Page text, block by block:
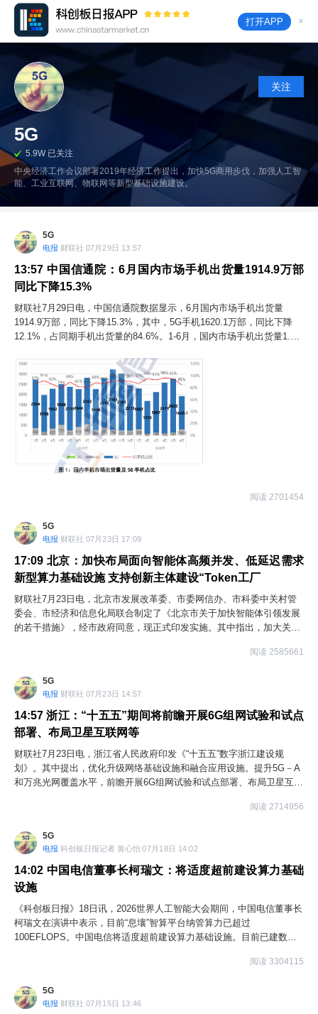
打开APP ×
关注
5G
5.9W 已关注
中央经济工作会议部署2019年经济工作提出，加快5G商用步伐，加强人工智
能、工业互联网、物联网等新型基础设施建设。
5G
电报 财联社 07月29日 13:57
13:57 中国信通院：6月国内市场手机出货量1914.9万部
同比下降15.3%
财联社7月29日电，中国信通院数据显示，6月国内市场手机出货量
1914.9万部，同比下降15.3%，其中，5G手机1620.1万部，同比下降
12.1%，占同期手机出货量的84.6%。1-6月，国内市场手机出货量1.33
期手机出货量的92.0%。2026年6月，智能手机出货量1714.9万部，同
比下降16.6%，占同期手机出货量的89.6%。
阅读 2701454
5G
电报 财联社 07月23日 17:09
17:09 北京：加快布局面向智能体高频并发、低延迟需求
新型算力基础设施 支持创新主体建设“Token工厂
财联社7月23日电，北京市发展改革委、市委网信办、市科委中关村管
委会、市经济和信息化局联合制定了《北京市关于加快智能体引领发展
的若干措施》，经市政府同意，现正式印发实施。其中指出，加大关键
面向智能体高频并发、低延迟需求新型算力基础设施，推动算力网络与
代固定网络（F5G）等通信网络深度融合发展，构建跨域协同算力供给
体系。积极推进算电协同发展，加快算力基础设施绿色低碳转型。强化
存量算力潜能挖掘，通过软件调优挖掘算力性能，推动小散算力“零存整
取”。用好用足公共算力资源，提升算力池化、虚拟化等资源优化配置能
力，探索开展公共算力弹性供给，为中小企业和OPC等创新主体开展智
能体应用提供低成本、标准化算力服务。支持创新主体建设“Token工
厂”。加大算力券等支持力度，鼓励有条件的区联合创新主体探索发放
Token券、智能体服务券等加速智能体等推广应用。支持银行、保险等
主体依法依规汇聚行业知识、智能体执行数据等并开放共享，构建数据
培养，产教融合开展智能体等专项技能培训。深化职称制度改革，建立
符合技术迭代规律、产业发展需求和人才成长规律的动态评价体系，围
绕智能体开发、大模型应用、数据治理等新兴领域认定一批急需紧缺人
才。
阅读 2585661
5G
电报 财联社 07月23日 14:57
14:57 浙江：“十五五”期间将前瞻开展6G组网试验和试点
部署、布局卫星互联网等
财联社7月23日电，浙江省人民政府印发《“十五五”数字浙江建设规
划》。其中提出，优化升级网络基础设施和融合应用设施。提升5G－A
和万兆光网覆盖水平，前瞻开展6G组网试验和试点部署、布局卫星互联
（IPv6）规模部署和应用。实施工业互联网平台和人工智能融合赋能行
施数智化改造，适度超前部署低空经济、车路协同、数字海洋等融合应
用设施。
阅读 2714956
5G
电报 科创板日报记者 黄心怡 07月18日 14:02
14:02 中国电信董事长柯瑞文：将适度超前建设算力基础
设施
《科创板日报》18日讯，2026世界人工智能大会期间，中国电信董事长
柯瑞文在演讲中表示，目前“息壤”智算平台纳管算力已超过
100EFLOPS。中国电信将适度超前建设算力基础设施。目前已建数据
产算力规划与布局，围绕重点城市强化边缘算力池部署，提升单节点算
八横”骨干光缆网，加快推进传输链路向800G演进；深化千兆光网普及
与5G-A部署。探索超大容量、OCS全光组网算内网络建设，支持超大
阅读 3304115
5G
电报 财联社 07月15日 13:46